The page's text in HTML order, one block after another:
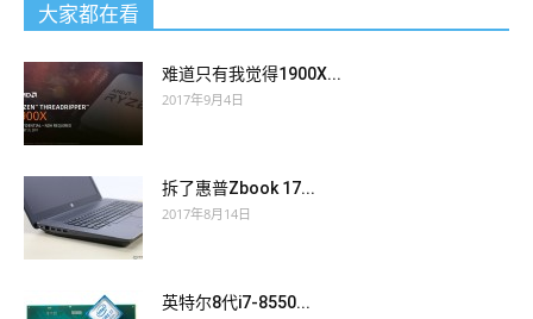
大家都在看
难道只有我觉得1900X...
2017年9月4日
拆了惠普Zbook 17...
2017年8月14日
英特尔8代i7-8550...